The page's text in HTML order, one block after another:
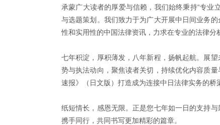
承蒙广大读者的厚爱与信赖，我们始终秉持“专业
与选题策划。我们致力于为广大开展中日间业务
性和实用性的中国法律资讯，力求在专业的法律分
七年积淀，厚积薄发，八年新程，扬帆起航。展
势与执法动向，聚焦读者关切，持续优化内容质
速报》（日文版）打造成为连接中日法律实务的桥
纸短情长，感恩无限。正是您七年如一日的支持
携手同行，共同书写更加精彩的篇章。